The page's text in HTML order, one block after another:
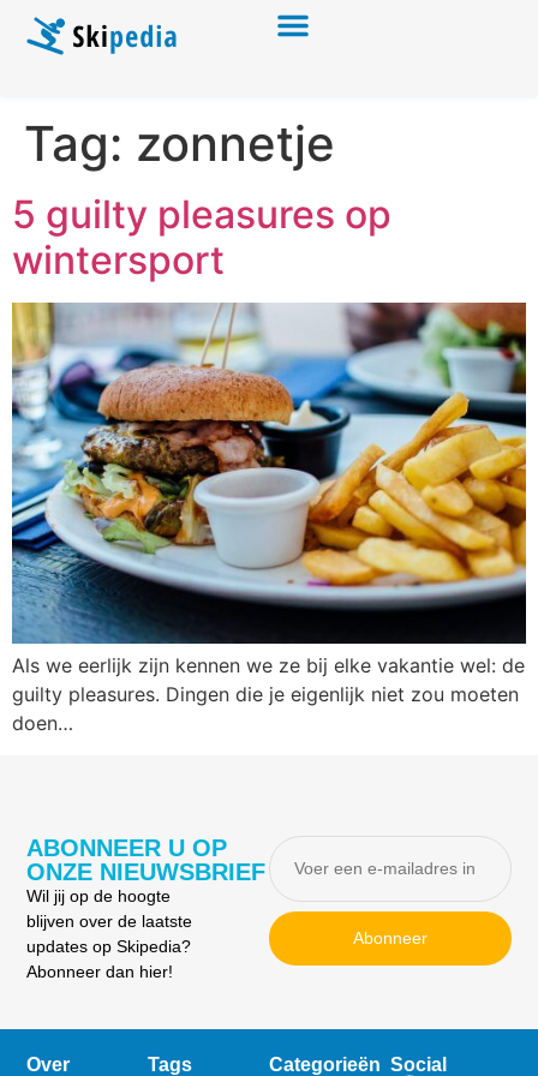
Tag: zonnetje
5 guilty pleasures op
wintersport
Als we eerlijk zijn kennen we ze bij elke vakantie wel: de
guilty pleasures. Dingen die je eigenlijk niet zou moeten
doen…
ABONNEER U OP
ONZE NIEUWSBRIEF
Wil jij op de hoogte
blijven over de laatste
updates op Skipedia?
Abonneer dan hier!
Abonneer
Over Tags Categorieën Social